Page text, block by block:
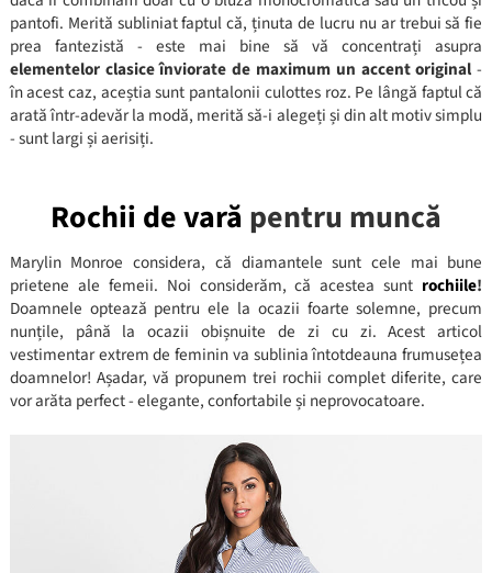
pantofi. Merită subliniat faptul că, ținuta de lucru nu ar trebui să fie
prea fantezistă - este mai bine să vă concentrați asupra
elementelor clasice înviorate de maximum un accent original -
în acest caz, aceștia sunt pantalonii culottes roz. Pe lângă faptul că
arată într-adevăr la modă, merită să-i alegeți și din alt motiv simplu
- sunt largi și aerisiți.
Rochii de vară pentru muncă
Marylin Monroe considera, că diamantele sunt cele mai bune
prietene ale femeii. Noi considerăm, că acestea sunt rochiile!
Doamnele optează pentru ele la ocazii foarte solemne, precum
nunțile, până la ocazii obișnuite de zi cu zi. Acest articol
vestimentar extrem de feminin va sublinia întotdeauna frumusețea
doamnelor! Așadar, vă propunem trei rochii complet diferite, care
vor arăta perfect - elegante, confortabile și neprovocatoare.